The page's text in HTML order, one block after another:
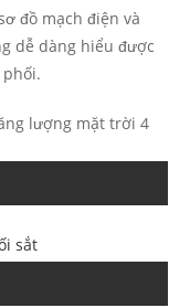
đồ mạch điện và
dễ dàng hiểu được
lượng mặt trời 4
sắt